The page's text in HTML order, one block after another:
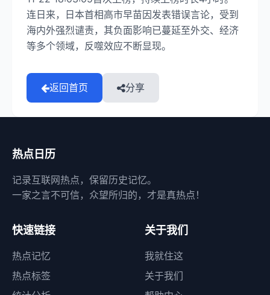
连日来，日本首相高市早苗因发表错误言论，受到
海内外强烈谴责，其负面影响已蔓延至外交、经济
等多个领域，反噬效应不断显现。
返回首页 分享
热点日历
记录互联网热点，保留历史记忆。
一家之言不可信，众望所归的，才是真热点！
快速链接
热点记忆
热点标签
关于我们
我就住这
关于我们